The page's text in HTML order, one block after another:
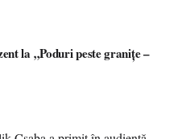
la „Poduri peste granițe –